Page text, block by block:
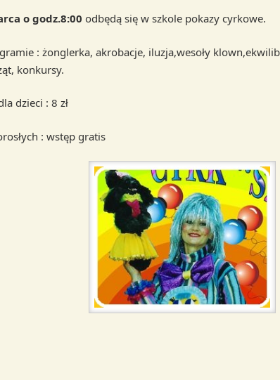
o godz.8:00 odbędą się w szkole pokazy cyrkowe.
: żonglerka, akrobacje, iluzja,wesoły
konkursy.
dzieci : 8 zł
: wstęp gratis